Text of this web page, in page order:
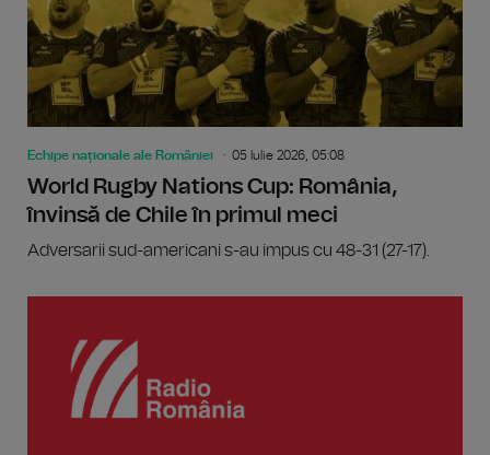
Echipe naționale ale României 05 Iulie 2026, 05:08
World Rugby Nations Cup: România,
învinsă de Chile în primul meci
Adversarii sud-americani s-au impus cu 48-31 (27-17).